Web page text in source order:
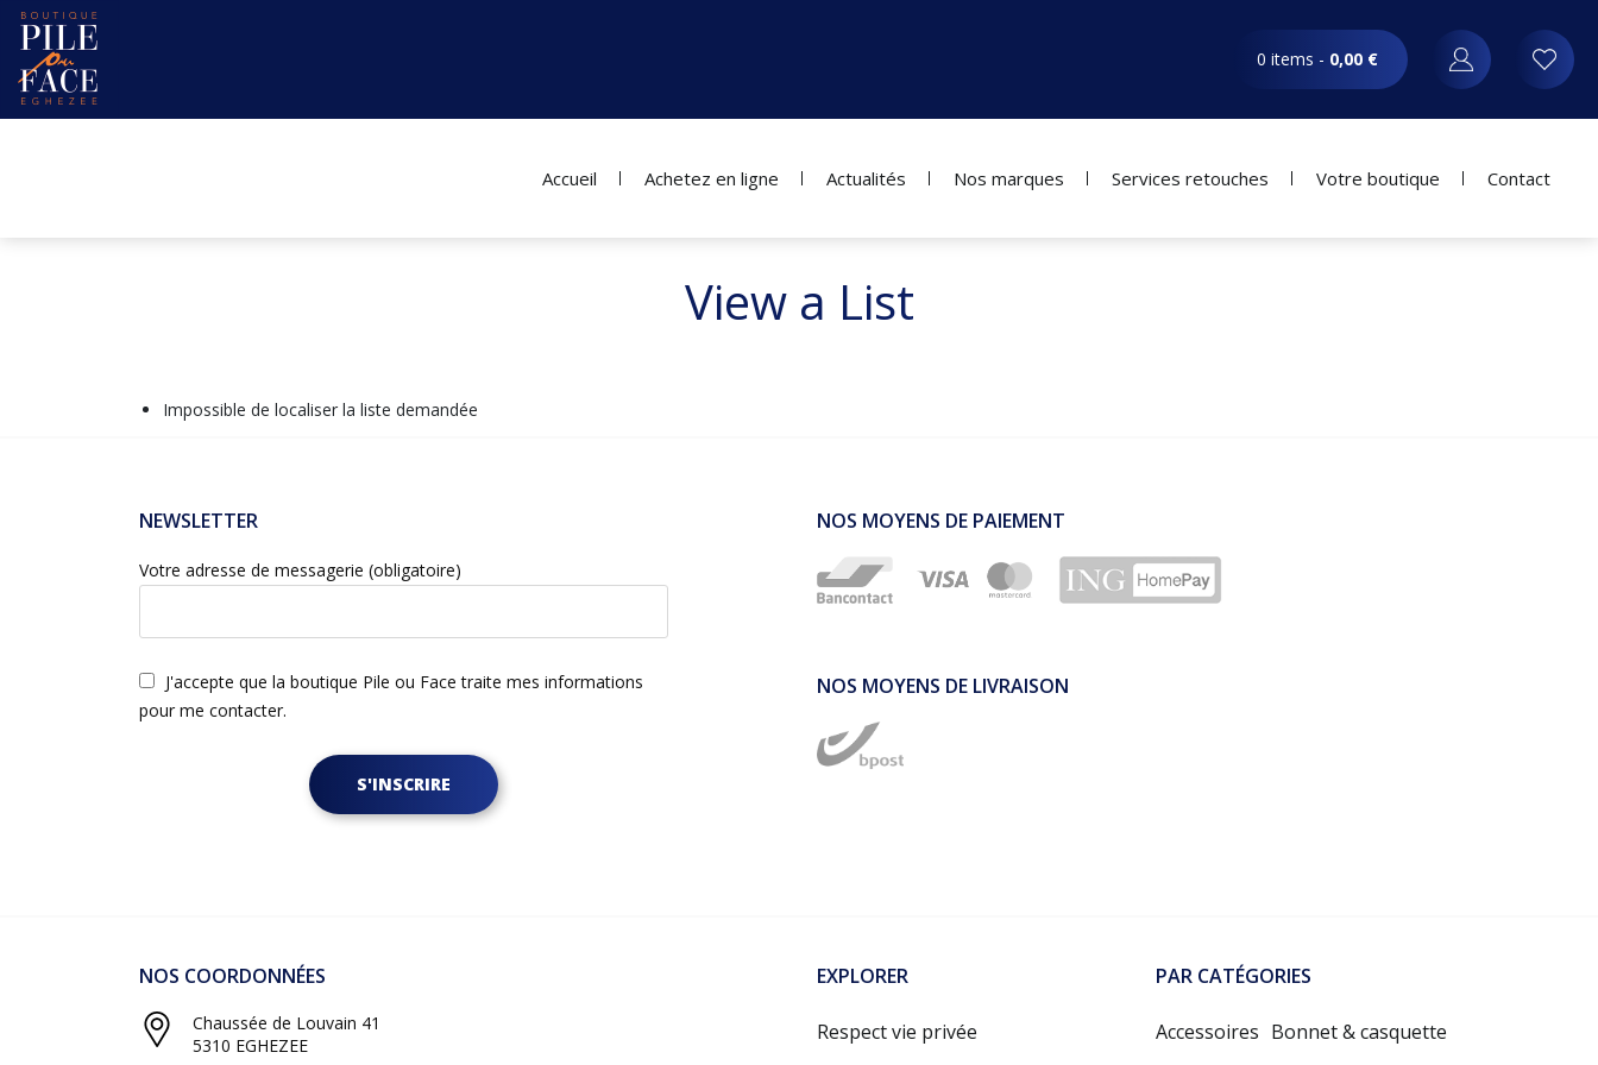
0 items - 0,00 €
Accueil Achetez en ligne Actualités Nos marques Services retouches Votre boutique Contact
View a List
Impossible de localiser la liste demandée
NEWSLETTER
Votre adresse de messagerie (obligatoire)
J'accepte que la boutique Pile ou Face traite mes informations
pour me contacter.
S'INSCRIRE
NOS MOYENS DE PAIEMENT
NOS MOYENS DE LIVRAISON
NOS COORDONNÉES
Chaussée de Louvain 41
5310 EGHEZEE
EXPLORER
Respect vie privée
PAR CATÉGORIES
Accessoires Bonnet & casquette